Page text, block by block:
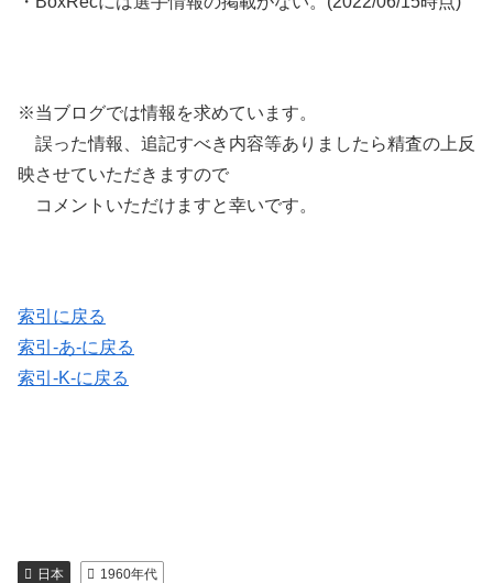
※当ブログでは情報を求めています。
誤った情報、追記すべき内容等ありましたら精査の上反
映させていただきますので
コメントいただけますと幸いです。
索引に戻る
索引-あ-に戻る
索引-K-に戻る
日本 1960年代